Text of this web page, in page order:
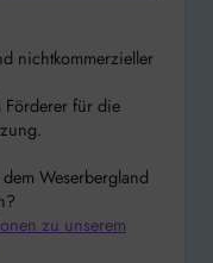
nichtkommerzieller
für die
Weserbergland
zu unserem